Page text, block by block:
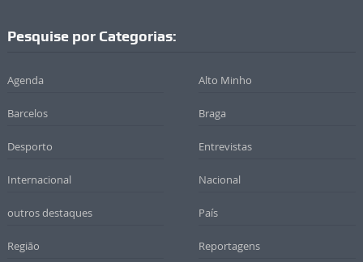
Pesquise por Categorias:
Agenda Alto Minho
Barcelos Braga
Desporto Entrevistas
Internacional Nacional
outros destaques País
Região Reportagens